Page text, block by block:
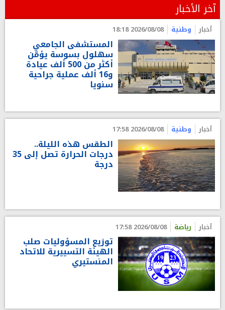
آخر الأخبار
أخبار وطنية 2026/08/08 18:18
المستشفى الجامعي
سهلول بسوسة يؤمّن
أكثر من 500 ألف عيادة
و16 ألف عملية جراحية
سنويا
أخبار وطنية 2026/08/08 17:58
الطقس هذه الليلة..
درجات الحرارة تصل إلى 35
درجة
أخبار رياضة 2026/08/08 17:58
توزيع المسؤوليات صلب
الهيئة التسييرية للاتحاد
المنستيري